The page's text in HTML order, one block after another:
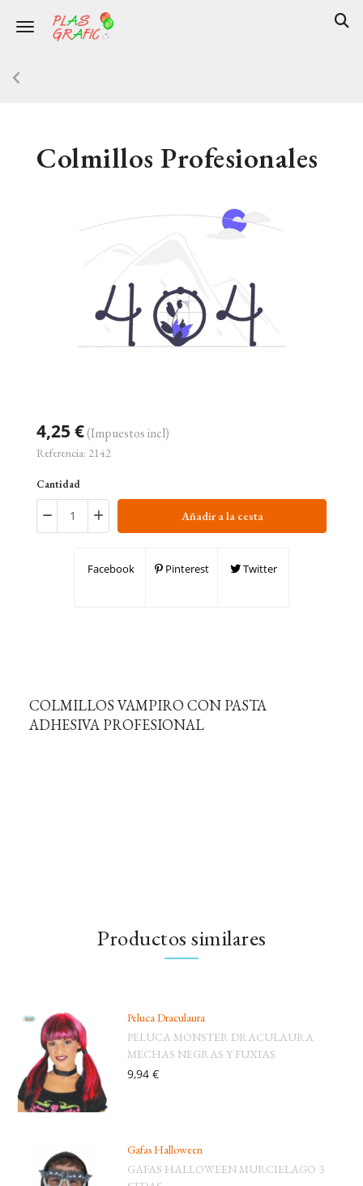
Toggle navigation
Colmillos Profesionales
4,25 €(Impuestos incl)
Referencia: 2142
Cantidad
Añadir a la cesta
Facebook Pinterest Twitter
COLMILLOS VAMPIRO CON PASTA
ADHESIVA PROFESIONAL
Productos similares
Peluca Draculaura
PELUCA MONSTER DRACULAURA
MECHAS NEGRAS Y FUXIAS
9,94 €
Gafas Halloween
GAFAS HALLOWEEN MURCIELAGO 3